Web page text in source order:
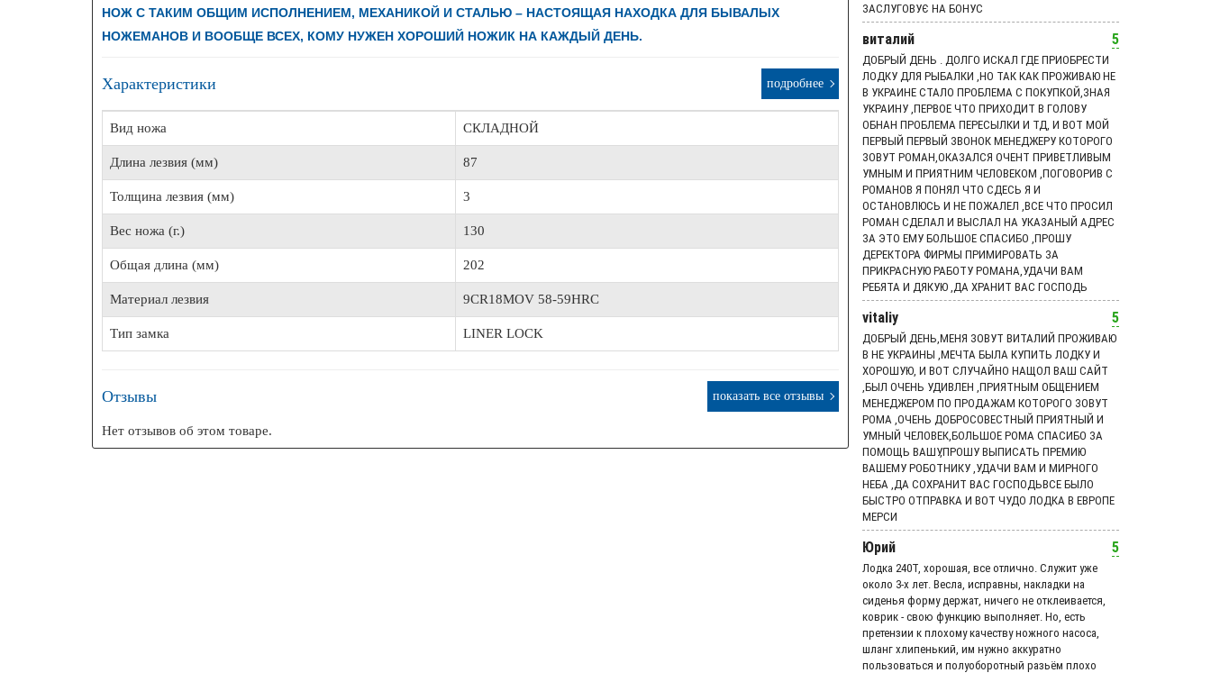
НОЖ С ТАКИМ ОБЩИМ ИСПОЛНЕНИЕМ, МЕХАНИКОЙ И СТАЛЬЮ – НАСТОЯЩАЯ НАХОДКА ДЛЯ БЫВАЛЫХ
НОЖЕМАНОВ И ВООБЩЕ ВСЕХ, КОМУ НУЖЕН ХОРОШИЙ НОЖИК НА КАЖДЫЙ ДЕНЬ.
Характеристики подробнее
Вид ножа СКЛАДНОЙ
Длина лезвия (мм) 87
Толщина лезвия (мм) 3
Вес ножа (г.) 130
Общая длина (мм) 202
Материал лезвия 9CR18MOV 58-59HRC
Тип замка LINER LOCK
Отзывы показать все отзывы
Нет отзывов об этом товаре.
ЗАСЛУГОВУЄ НА БОНУС
виталий 5
ДОБРЫЙ ДЕНЬ . ДОЛГО ИСКАЛ ГДЕ ПРИОБРЕСТИ
ЛОДКУ ДЛЯ РЫБАЛКИ ,НО ТАК КАК ПРОЖИВАЮ НЕ
В УКРАИНЕ СТАЛО ПРОБЛЕМА С ПОКУПКОЙ,ЗНАЯ
УКРАИНУ ,ПЕРВОЕ ЧТО ПРИХОДИТ В ГОЛОВУ
ОБНАН ПРОБЛЕМА ПЕРЕСЫЛКИ И ТД, И ВОТ МОЙ
ПЕРВЫЙ ПЕРВЫЙ ЗВОНОК МЕНЕДЖЕРУ КОТОРОГО
ЗОВУТ РОМАН,ОКАЗАЛСЯ ОЧЕНТ ПРИВЕТЛИВЫМ
УМНЫМ И ПРИЯТНИМ ЧЕЛОВЕКОМ ,ПОГОВОРИВ С
РОМАНОВ Я ПОНЯЛ ЧТО СДЕСЬ Я И
ОСТАНОВЛЮСЬ И НЕ ПОЖАЛЕЛ ,ВСЕ ЧТО ПРОСИЛ
РОМАН СДЕЛАЛ И ВЫСЛАЛ НА УКАЗАНЫЙ АДРЕС
ЗА ЭТО ЕМУ БОЛЬШОЕ СПАСИБО ,ПРОШУ
ДЕРЕКТОРА ФИРМЫ ПРИМИРОВАТЬ ЗА
ПРИКРАСНУЮ РАБОТУ РОМАНА,УДАЧИ ВАМ
РЕБЯТА И ДЯКУЮ ,ДА ХРАНИТ ВАС ГОСПОДЬ
vitaliy 5
ДОБРЫЙ ДЕНЬ,МЕНЯ ЗОВУТ ВИТАЛИЙ ПРОЖИВАЮ
В НЕ УКРАИНЫ ,МЕЧТА БЫЛА КУПИТЬ ЛОДКУ И
ХОРОШУЮ, И ВОТ СЛУЧАЙНО НАЩОЛ ВАШ САЙТ
,БЫЛ ОЧЕНЬ УДИВЛЕН ,ПРИЯТНЫМ ОБЩЕНИЕМ
МЕНЕДЖЕРОМ ПО ПРОДАЖАМ КОТОРОГО ЗОВУТ
РОМА ,ОЧЕНЬ ДОБРОСОВЕСТНЫЙ ПРИЯТНЫЙ И
УМНЫЙ ЧЕЛОВЕК,БОЛЬШОЕ РОМА СПАСИБО ЗА
ПОМОЩЬ ВАШУ,ПРОШУ ВЫПИСАТЬ ПРЕМИЮ
ВАШЕМУ РОБОТНИКУ ,УДАЧИ ВАМ И МИРНОГО
НЕБА ,ДА СОХРАНИТ ВАС ГОСПОДЬВСЕ БЫЛО
БЫСТРО ОТПРАВКА И ВОТ ЧУДО ЛОДКА В ЕВРОПЕ
МЕРСИ
Юрий 5
Лодка 240Т, хорошая, все отлично. Служит уже
около 3-х лет. Весла, исправны, накладки на
сиденья форму держат, ничего не отклеивается,
коврик - свою функцию выполняет. Но, есть
претензии к плохому качеству ножного насоса,
шланг хлипенький, им нужно аккуратно
пользоваться и полуоборотный разьём плохо